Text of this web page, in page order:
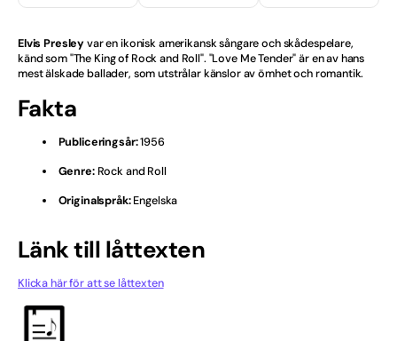
Kille
Melodifestival
Musikal
Norska
Nyheter
Pop
Rap/Hip hop
Elvis Presleyvar en ikonisk amerikansk sångare och skådespelare,
känd som "The King of Rock and Roll". "Love Me Tender" är en av hans
mest älskade ballader, som utstrålar känslor av ömhet och romantik.
Fakta
Publiceringsår:1956
Genre:Rock and Roll
Originalspråk:Engelska
Länk till låttexten
Klicka här för att se låttexten